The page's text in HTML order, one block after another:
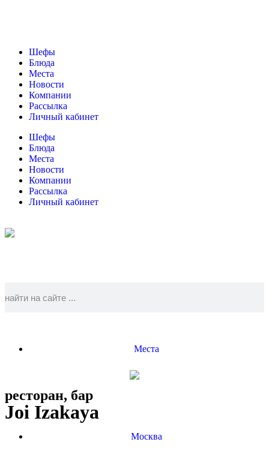
Шефы
Блюда
Места
Новости
Компании
Рассылка
Личный кабинет
Шефы
Блюда
Места
Новости
Компании
Рассылка
Личный кабинет
Места
ресторан, бар
Joi Izakaya
Москва